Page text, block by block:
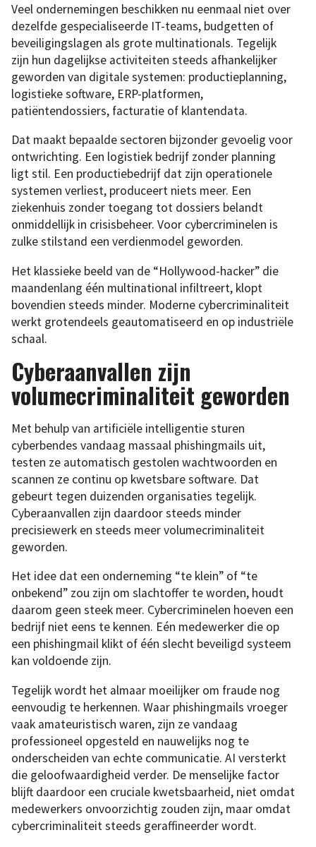
Veel ondernemingen beschikken nu eenmaal niet over
dezelfde gespecialiseerde IT-teams, budgetten of
beveiligingslagen als grote multinationals. Tegelijk
zijn hun dagelijkse activiteiten steeds afhankelijker
geworden van digitale systemen: productieplanning,
logistieke software, ERP-platformen,
patiëntendossiers, facturatie of klantendata.
Dat maakt bepaalde sectoren bijzonder gevoelig voor
ontwrichting. Een logistiek bedrijf zonder planning
ligt stil. Een productiebedrijf dat zijn operationele
systemen verliest, produceert niets meer. Een
ziekenhuis zonder toegang tot dossiers belandt
onmiddellijk in crisisbeheer. Voor cybercriminelen is
zulke stilstand een verdienmodel geworden.
Het klassieke beeld van de “Hollywood-hacker” die
maandenlang één multinational infiltreert, klopt
bovendien steeds minder. Moderne cybercriminaliteit
werkt grotendeels geautomatiseerd en op industriële
schaal.
Cyberaanvallen zijn
volumecriminaliteit geworden
Met behulp van artificiële intelligentie sturen
cyberbendes vandaag massaal phishingmails uit,
testen ze automatisch gestolen wachtwoorden en
scannen ze continu op kwetsbare software. Dat
gebeurt tegen duizenden organisaties tegelijk.
Cyberaanvallen zijn daardoor steeds minder
precisiewerk en steeds meer volumecriminaliteit
geworden.
Het idee dat een onderneming “te klein” of “te
onbekend” zou zijn om slachtoffer te worden, houdt
daarom geen steek meer. Cybercriminelen hoeven een
bedrijf niet eens te kennen. Eén medewerker die op
een phishingmail klikt of één slecht beveiligd systeem
kan voldoende zijn.
Tegelijk wordt het almaar moeilijker om fraude nog
eenvoudig te herkennen. Waar phishingmails vroeger
vaak amateuristisch waren, zijn ze vandaag
professioneel opgesteld en nauwelijks nog te
onderscheiden van echte communicatie. AI versterkt
die geloofwaardigheid verder. De menselijke factor
blijft daardoor een cruciale kwetsbaarheid, niet omdat
medewerkers onvoorzichtig zouden zijn, maar omdat
cybercriminaliteit steeds geraffineerder wordt.